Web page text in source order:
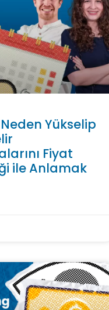
Yükselip
Fiyat
ile Anlamak